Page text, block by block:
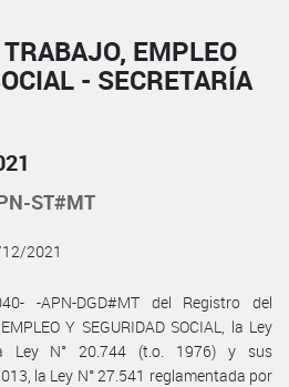
EMPLEO
- SECRETARÍA
ST#MT
2021
-APN-DGD#MT del Registro del
Y SEGURIDAD SOCIAL, la Ley
Ley N° 20.744 (t.o. 1976) y sus
la Ley N° 27.541 reglamentada por